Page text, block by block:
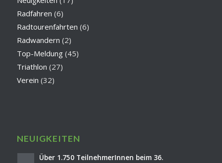
Radfahren (6)
Radtourenfahrten (6)
Radwandern (2)
Top-Meldung(45)
Triathlon (27)
Verein (32)
NEUIGKEITEN
Über 1.750 TeilnehmerInnen beim 36.